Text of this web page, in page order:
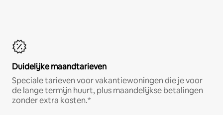
Duidelijke maandtarieven
Speciale tarieven voor vakantiewoningen die je voor
de lange termijn huurt, plus maandelijkse betalingen
zonder extra kosten.*